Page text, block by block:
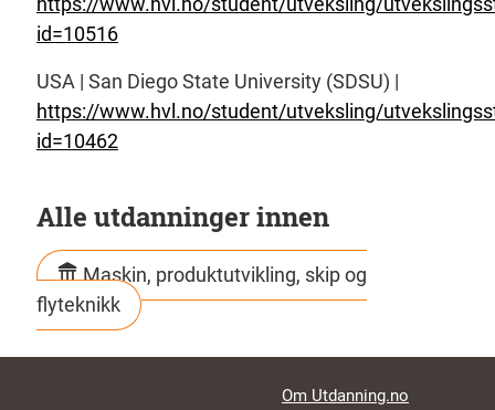
id=10516
USA | San Diego State University (SDSU) |
https://www.hvl.no/student/utveksling/
id=10462
Alle utdanninger innen
Maskin, produktutvikling, skip og
flyteknikk
Footer links
Om Utdanning.no